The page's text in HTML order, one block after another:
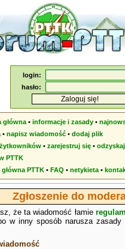
login:
hasło:
główna •informacje i zasady •
•napisz wiadomość •dodaj plik
•zarejestruj się •odzyskaj
PTTK
PTTK •FAQ •netykieta •
Zgłoszenie do
że ta wiadomość łamie
w inny sposób narusza